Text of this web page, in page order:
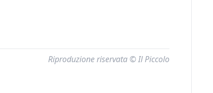
Riproduzione riservata © Il Piccolo